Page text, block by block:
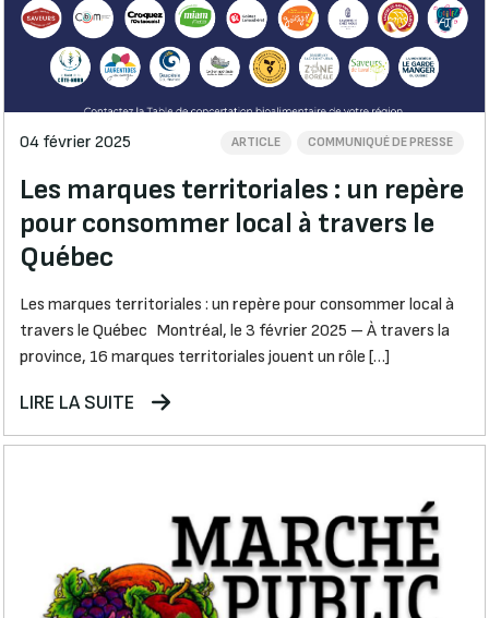
04 février 2025 ARTICLE COMMUNIQUÉ DE PRESSE
Les marques territoriales : un repère
pour consommer local à travers le
Québec
Les marques territoriales : un repère pour consommer local à
travers le Québec Montréal, le 3 février 2025 – À travers la
province, 16 marques territoriales jouent un rôle […]
LIRE LA SUITE